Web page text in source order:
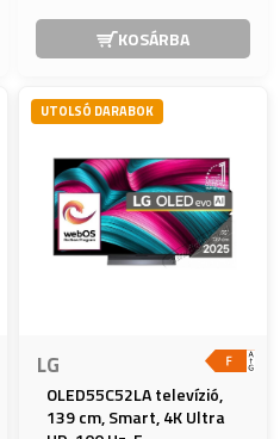
KOSÁRBA
UTOLSÓ DARABOK
LG
OLED55C52LA televízió,
139 cm, Smart, 4K Ultra